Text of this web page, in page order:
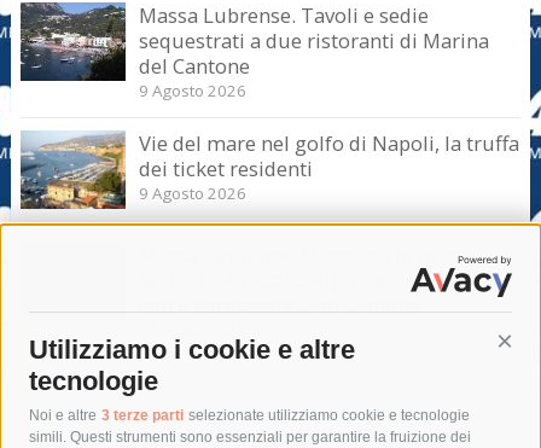
Utilizziamo i cookie e altre
tecnologie
Noi e altre 3 terze parti selezionate utilizziamo cookie e tecnologie
simili. Questi strumenti sono essenziali per garantire la fruizione dei
Massa Lubrense. Tavoli e sedie
sequestrati a due ristoranti di Marina
del Cantone
9 Agosto 2026
Vie del mare nel golfo di Napoli, la truffa
dei ticket residenti
9 Agosto 2026
Massa Lubrense. Sicurezza in mare
nell’Amp Punta Campanella, incontro
Tag